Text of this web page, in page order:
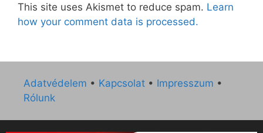
This site uses Akismet to reduce spam. Learn
how your comment data is processed.
Adatvédelem • Kapcsolat • Impresszum •
Rólunk